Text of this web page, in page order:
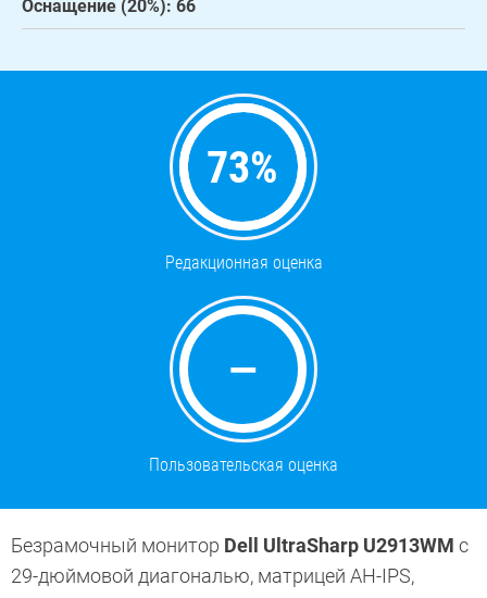
Оснащение (20%): 66
73%
Редакционная оценка
—
Пользовательская оценка
Безрамочный монитор Dell UltraSharp U2913WM с
29-дюймовой диагональю, матрицей AH-IPS,